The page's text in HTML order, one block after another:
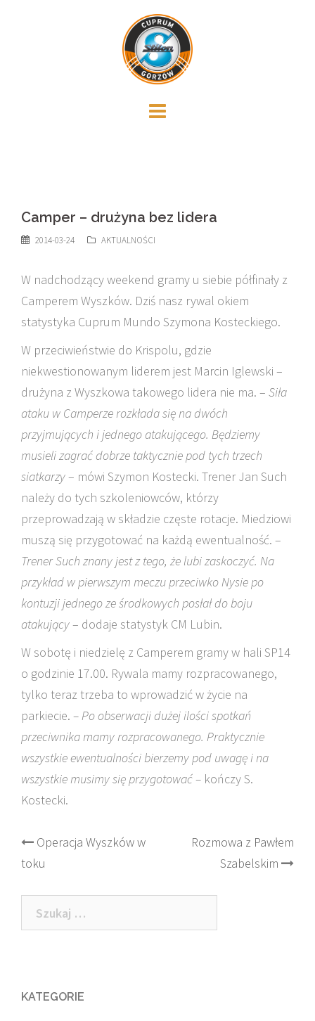
Camper – drużyna bez lidera
2014-03-24 AKTUALNOŚCI
W nadchodzący weekend gramy u siebie półfinały z
Camperem Wyszków. Dziś nasz rywal okiem
statystyka Cuprum Mundo Szymona Kosteckiego.
W przeciwieństwie do Krispolu, gdzie
niekwestionowanym liderem jest Marcin Iglewski –
drużyna z Wyszkowa takowego lidera nie ma. – Siła
ataku w Camperze rozkłada się na dwóch
przyjmujących i jednego atakującego. Będziemy
musieli zagrać dobrze taktycznie pod tych trzech
siatkarzy– mówi Szymon Kostecki. Trener Jan Such
należy do tych szkoleniowców, którzy
przeprowadzają w składzie częste rotacje. Miedziowi
muszą się przygotować na każdą ewentualność. –
Trener Such znany jest z tego, że lubi zaskoczyć. Na
przykład w pierwszym meczu przeciwko Nysie po
kontuzji jednego ze środkowych posłał do boju
atakujący– dodaje statystyk CM Lubin.
W sobotę i niedzielę z Camperem gramy w hali SP14
o godzinie 17.00. Rywala mamy rozpracowanego,
tylko teraz trzeba to wprowadzić w życie na
parkiecie. – Po obserwacji dużej ilości spotkań
przeciwnika mamy rozpracowanego. Praktycznie
wszystkie ewentualności bierzemy pod uwagę i na
wszystkie musimy się przygotować – kończy S.
Kostecki.
Post
navigation
Operacja Wyszków w
toku
Rozmowa z Pawłem
Szabelskim
Szukaj:
KATEGORIE